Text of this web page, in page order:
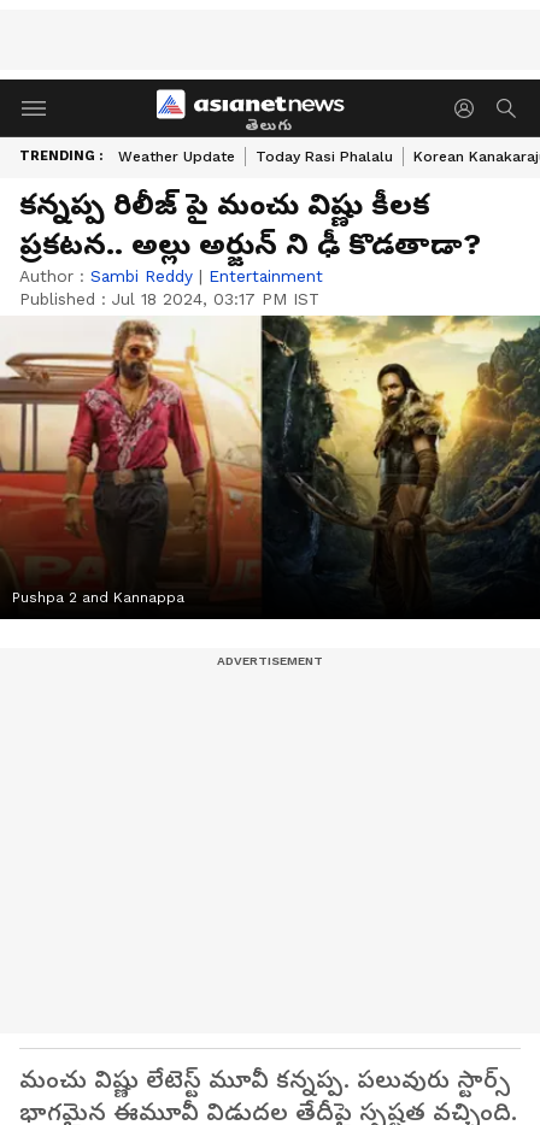
తెలుగు
TRENDING : Weather Update Today Rasi Phalalu Korean
కన్నప్ప రిలీజ్ పై మంచు విష్ణు కీలక
ప్రకటన.. అల్లు అర్జున్ ని ఢీ కొడతాడా?
Author : Sambi Reddy | Entertainment
Published : Jul 18 2024, 03:17 PM IST
Pushpa 2 and Kannappa
మంచు విష్ణు లేటెస్ట్ మూవీ కన్నప్ప. పలువురు స్టార్స్
భాగమైన ఈమూవీ విడుదల తేదీపై స్పష్టత వచ్చింది.